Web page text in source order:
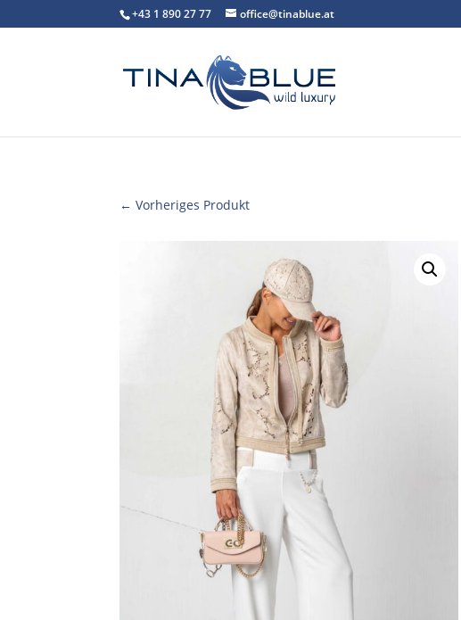
+43 1 890 27 77 office@tinablue.at
← Vorheriges Produkt